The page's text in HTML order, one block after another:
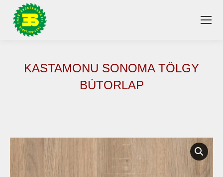
KASTAMONU SONOMA TÖLGY
BÚTORLAP